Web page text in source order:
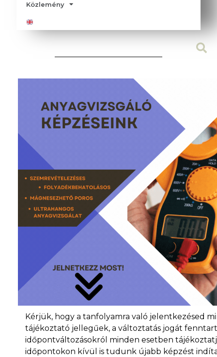
Közlemény
Kérjük, hogy a tanfolyamra való jelentkezésed
tájékoztató jellegűek, a változtatás jogát
időpontváltozásokról minden esetben
időpontokon kívül is tudunk újabb képzést